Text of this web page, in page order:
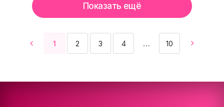
1 2 3 4 10
Показать ещё